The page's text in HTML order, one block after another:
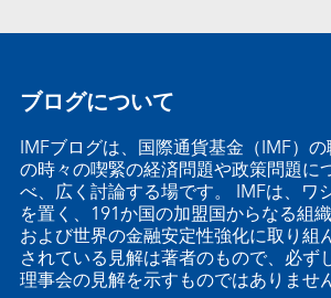
ブログについて
IMFブログは、国際通貨基金（IMF）
の時々の喫緊の経済問題や政策問題に
べ、広く討論する場です。 IMFは、ワ
を置く、191か国の加盟国からなる組
および世界の金融安定性強化に取り組
されている見解は著者のもので、必ず
理事会の見解を示すものではありませ